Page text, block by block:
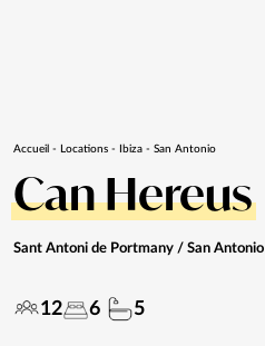
Accueil - Locations - Ibiza - San Antonio
Can Hereus
Sant Antoni de Portmany / San Antonio
12 6 5